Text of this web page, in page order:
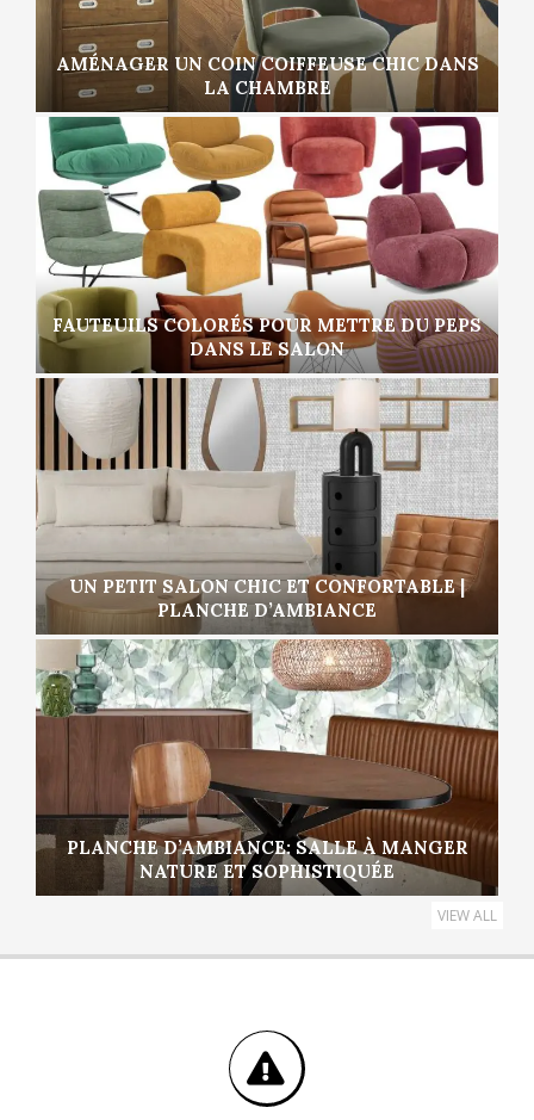
AMÉNAGER UN COIN COIFFEUSE CHIC DANS
LA CHAMBRE
FAUTEUILS COLORÉS POUR METTRE DU PEPS
DANS LE SALON
UN PETIT SALON CHIC ET CONFORTABLE |
PLANCHE D’AMBIANCE
PLANCHE D’AMBIANCE: SALLE À MANGER
NATURE ET SOPHISTIQUÉE
VIEW ALL